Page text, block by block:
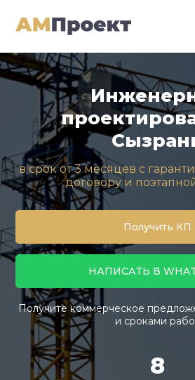
в срок от 3 месяцев с
договору и
Получить КП
НАПИСАТЬ В
Получите коммерческое
и сроками
8